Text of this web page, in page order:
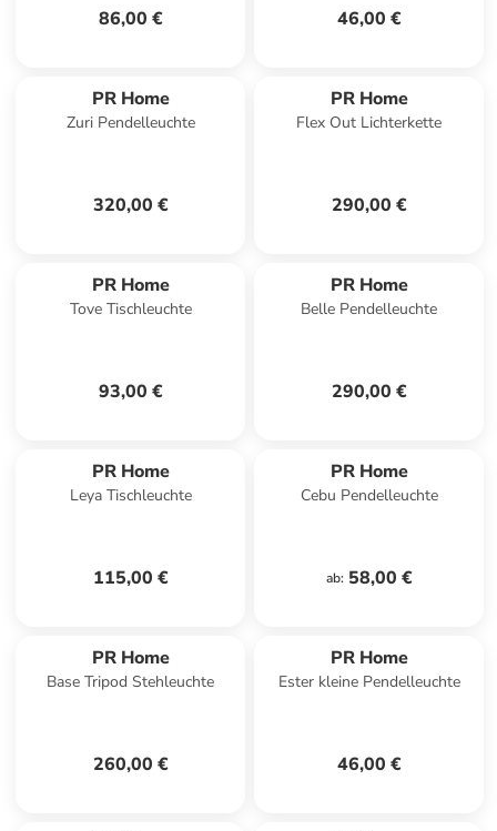
86,00 € 46,00 €
PR Home
Zuri Pendelleuchte
320,00 €
PR Home
Flex Out Lichterkette
290,00 €
PR Home
Tove Tischleuchte
93,00 €
PR Home
Belle Pendelleuchte
290,00 €
PR Home
Leya Tischleuchte
115,00 €
PR Home
Cebu Pendelleuchte
ab: 58,00 €
PR Home
Base Tripod Stehleuchte
260,00 €
PR Home
Ester kleine Pendelleuchte
46,00 €